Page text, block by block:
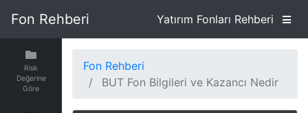
Fon Rehberi Yatırım Fonları Rehberi
Risk
Değerine
Göre
Fon Rehberi
BUT Fon Bilgileri ve Kazancı Nedir